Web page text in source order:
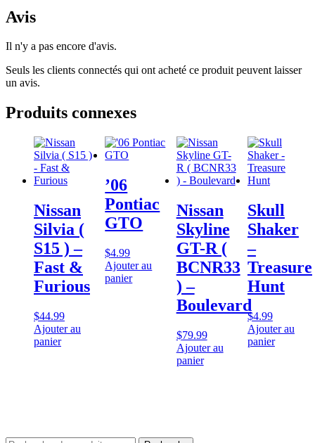
Avis
Il n'y a pas encore d'avis.
Seuls les clients connectés qui ont acheté ce produit peuvent laisser
un avis.
Produits connexes
Nissan
Silvia (
S15 ) –
Fast &
Furious
$44.99
Ajouter au
panier
’06
Pontiac
GTO
$4.99
Ajouter au
panier
Nissan
Skyline
GT-R (
BCNR33
) –
Boulevard
$79.99
Ajouter au
panier
Skull
Shaker
–
Treasure
Hunt
$4.99
Ajouter au
panier